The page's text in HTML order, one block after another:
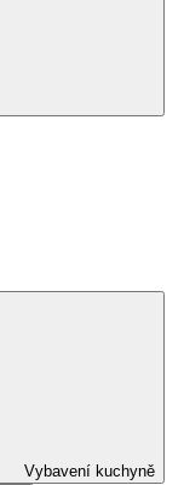
Vybavení kuchyně